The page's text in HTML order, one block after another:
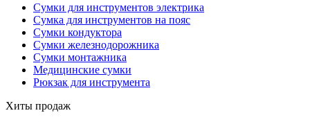
Сумки для инструментов электрика
Сумка для инструментов на пояс
Сумки кондуктора
Сумки железнодорожника
Сумки монтажника
Медицинские сумки
Рюкзак для инструмента
Хиты продаж